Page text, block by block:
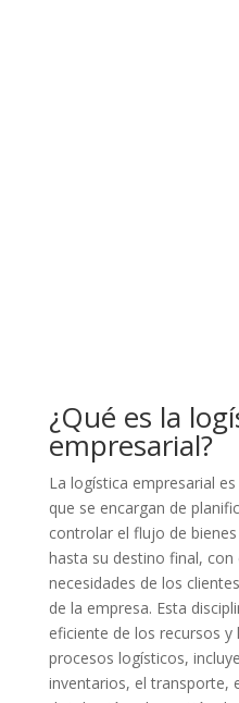
¿Qué es la
empresarial?
La logística empresarial
que se encargan de
controlar el flujo de
hasta su destino final,
necesidades de los
de la empresa. Esta
eficiente de los recursos
procesos logísticos,
inventarios, el transporte,